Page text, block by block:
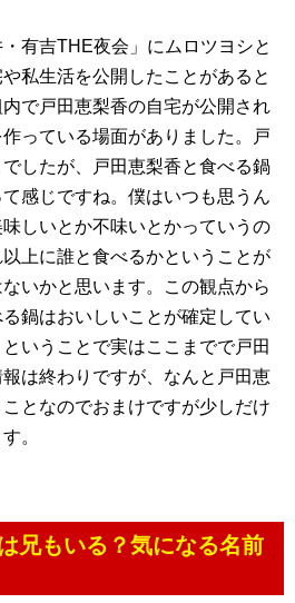
有吉THE夜会」にムロツヨシと
私生活を公開したことがあると
で戸田恵梨香の自宅が公開され
っている場面がありました。戸
したが、戸田恵梨香と食べる鍋
感じですね。僕はいつも思うん
しいとか不味いとかっていうの
上に誰と食べるかということが
いかと思います。この観点から
鍋はおいしいことが確定してい
いうことで実はここまでで戸田
は終わりですが、なんと戸田恵
となのでおまけですが少しだけ
。
兄もいる？気になる名前